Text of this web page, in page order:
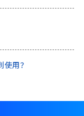
用？